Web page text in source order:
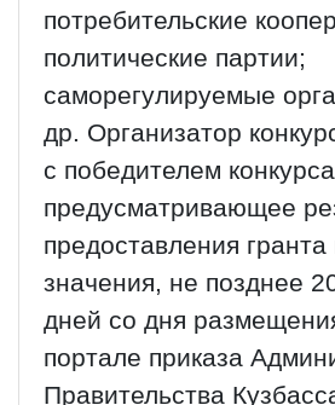
потребительские
политические партии;
саморегулируемые
др. Организатор
с победителем
предусматривающее
предоставления гранта
значения, не позднее
дней со дня
портале приказа
Правительства